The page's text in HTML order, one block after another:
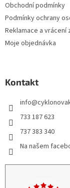
Obchodní podmínky
Podmínky ochrany
Reklamace a vrácení
Moje objednávka
Kontakt
info@
733 187 623
737 383 340
Na našem